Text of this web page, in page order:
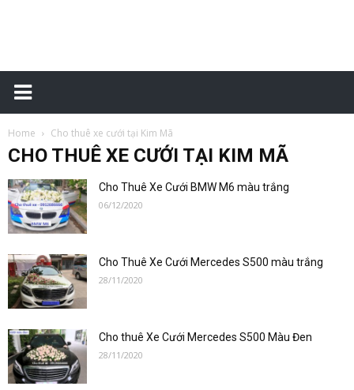
Đặt
Home Cho thuê xe cưới tại Kim Mã
CHO THUÊ XE CƯỚI TẠI KIM MÃ
Cho Thuê Xe Cưới BMW M6 màu trắng
06/12/2020
Cho Thuê Xe Cưới Mercedes S500 màu trắng
28/11/2020
Cho thuê Xe Cưới Mercedes S500 Màu Đen
28/11/2020